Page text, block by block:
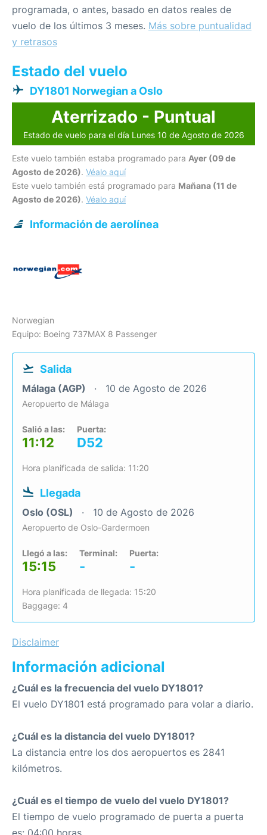
programada, o antes, basado en datos reales de
vuelo de los últimos 3 meses. Más sobre puntualidad
y retrasos
Estado del vuelo
DY1801 Norwegian a Oslo
Aterrizado - Puntual
Estado de vuelo para el día Lunes 10 de Agosto de 2026
Este vuelo también estaba programado para Ayer (09 de
Agosto de 2026). Véalo aquí
Este vuelo también está programado para Mañana (11 de
Agosto de 2026). Véalo aquí
Información de aerolínea
Norwegian
Equipo: Boeing 737MAX 8 Passenger
Salida
Málaga (AGP) 10 de Agosto de 2026
Aeropuerto de Málaga
Salió a las:
11:12
Puerta:
D52
Hora planificada de salida: 11:20
Llegada
Oslo (OSL) 10 de Agosto de 2026
Aeropuerto de Oslo-Gardermoen
Llegó a las:
15:15
Terminal:
-
Puerta:
-
Hora planificada de llegada: 15:20
Baggage: 4
Disclaimer
Información adicional
¿Cuál es la frecuencia del vuelo DY1801?
El vuelo DY1801 está programado para volar a diario.
¿Cuál es la distancia del vuelo DY1801?
La distancia entre los dos aeropuertos es 2841
kilómetros.
¿Cuál es el tiempo de vuelo del vuelo DY1801?
El tiempo de vuelo programado de puerta a puerta
es: 04:00 horas.